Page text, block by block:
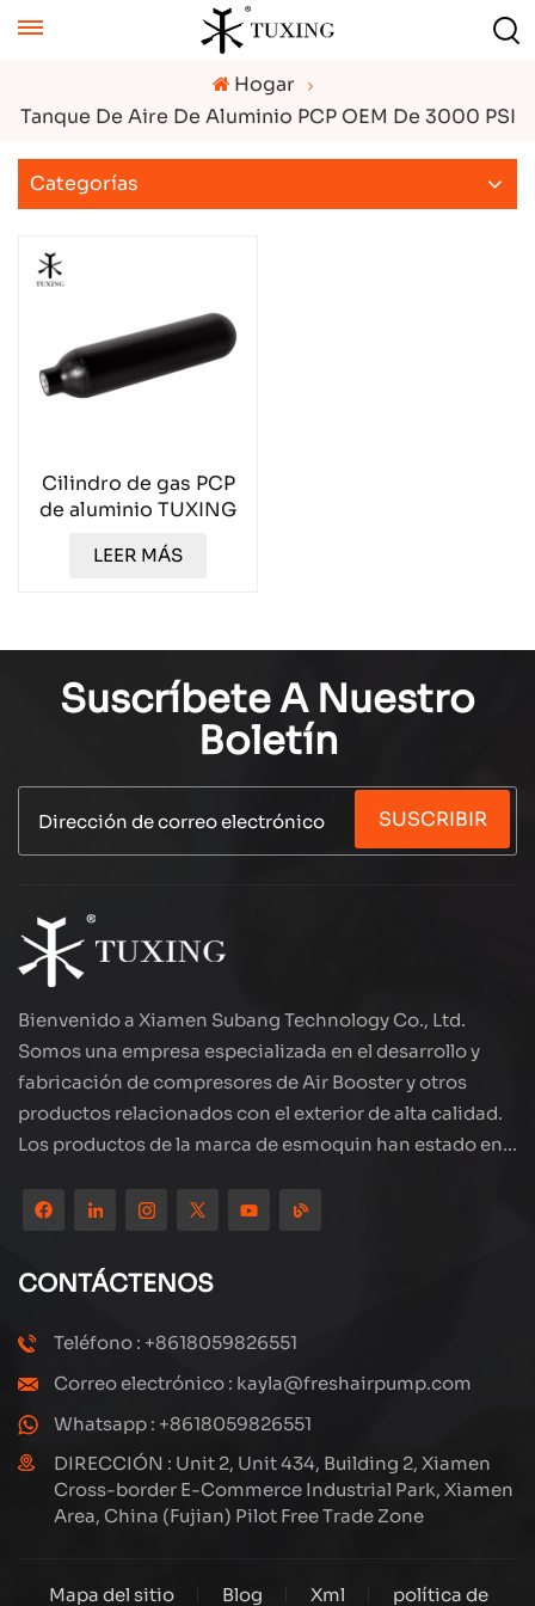
Hogar
Tanque De Aire De Aluminio PCP OEM De 3000 PSI
Categorías
Cilindro de gas PCP
de aluminio TUXING
TXAL0035
LEER MÁS
Suscríbete A Nuestro
Boletín
SUSCRIBIR
Bienvenido a Xiamen Subang Technology Co., Ltd.
Somos una empresa especializada en el desarrollo y
fabricación de compresores de Air Booster y otros
productos relacionados con el exterior de alta calidad.
Los productos de la marca de esmoquin han estado en
ubicada en el hermoso paisaje de la ciudad costera:
Xiamen, nuestros productos se exportan a más de 80
países y regiones, con una excelente calidad ha ganado
una amplia reputación internacional. Subang
Technology tiene un equipo de ventas profesional y un
estamos explorando y estudiando cómo actualizar
continuamente nuestros productos a través de la
innovación para satisfacer las crecientes necesidades
de los clientes. El enfoque central de la compañía en la
producción y fabricación de compresores de alta
CONTÁCTENOS
Teléfono : +8618059826551
Correo electrónico : kayla@freshairpump.com
Whatsapp : +8618059826551
DIRECCIÓN : Unit 2, Unit 434, Building 2, Xiamen
Cross-border E-Commerce Industrial Park, Xiamen
Area, China (Fujian) Pilot Free Trade Zone
Mapa del sitio Blog Xml política de